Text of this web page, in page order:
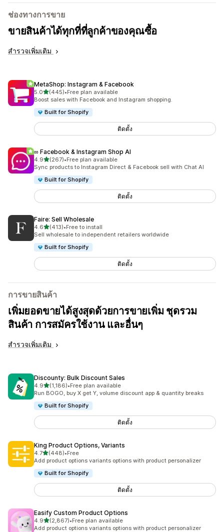
ช่องทางการขาย
ขายสินค้าได้ทุกที่ที่ลูกค้าของคุณซื้อ
สำรวจเพิ่มเติม
MetaShop: Instagram & Facebook
5.0เต็ม 5 ดาว
(445)
ทั้งหมด 445 รีวิว
•Free plan available
Boost sales with Facebook and Instagram shopping.
Built for Shopify
ติดตั้ง
∞ Facebook & Instagram Shop AI
4.9เต็ม 5 ดาว
(267)
ทั้งหมด 267 รีวิว
•Free plan available
Sync products to Instagram Direct & Facebook sell with Chat AI
Built for Shopify
ติดตั้ง
Faire: Sell Wholesale
4.6เต็ม 5 ดาว
(413)
ทั้งหมด 413 รีวิว
•Free to install
Sell wholesale to independent retailers worldwide
Built for Shopify
ติดตั้ง
การขายสินค้า
เพิ่มยอดขายได้สูงสุดด้วยการขายเพิ่ม ชุดรวม
สินค้า การสมัครใช้งาน และอื่นๆ
สำรวจเพิ่มเติม
Discounty: Bulk Discount Sales
4.9เต็ม 5 ดาว
(1,186)
ทั้งหมด 1186 รีวิว
•Free plan available
Run BOGO, buy X get Y, volume discount app & quantity breaks
Built for Shopify
ติดตั้ง
King Product Options, Variants
4.7เต็ม 5 ดาว
(448)
ทั้งหมด 448 รีวิว
•Free
Add product options variants options with product personalizer
Built for Shopify
ติดตั้ง
Easify Custom Product Options
4.9เต็ม 5 ดาว
(2,867)
ทั้งหมด 2867 รีวิว
•Free plan available
Add product options variants options with product personalizer